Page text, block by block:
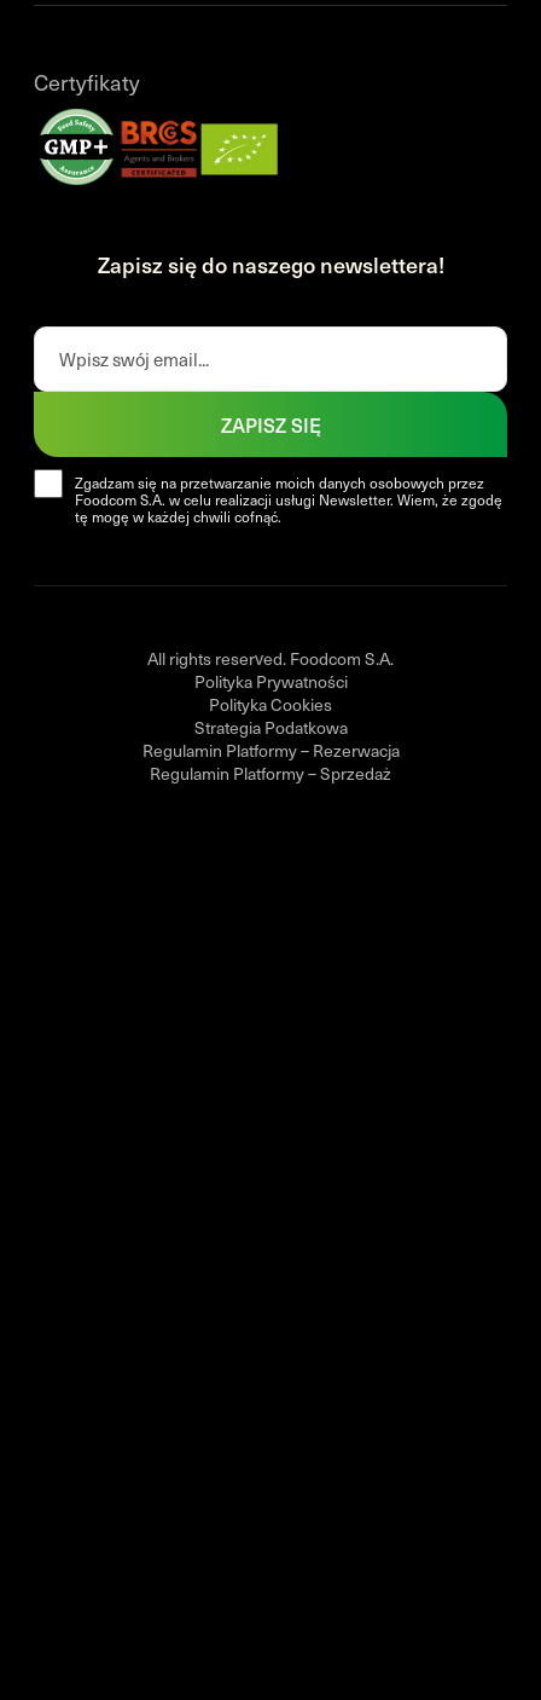
Certyfikaty
Zapisz się do naszego newslettera!
Zgadzam się na przetwarzanie moich danych osobowych przez
Foodcom S.A. w celu realizacji usługi Newsletter. Wiem, że zgodę
tę mogę w każdej chwili cofnąć.
ZAPISZ SIĘ
All rights reserved. Foodcom S.A.
Polityka Prywatności
Polityka Cookies
Strategia Podatkowa
Regulamin Platformy – Rezerwacja
Regulamin Platformy – Sprzedaż